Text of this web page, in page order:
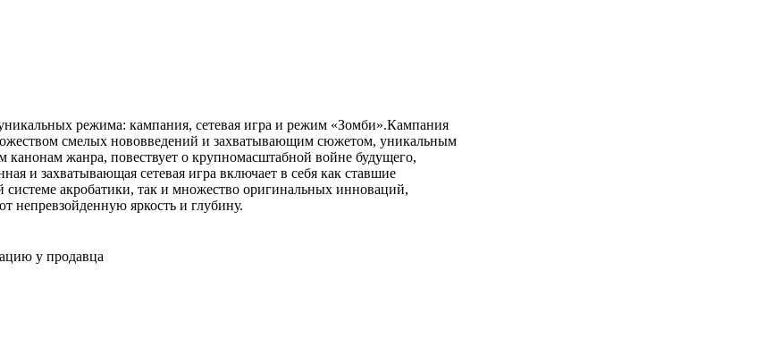
режима: кампания, сетевая игра и режим «Зомби».Кампания
смелых нововведений и захватывающим сюжетом, уникальным
канонам жанра, повествует о крупномасштабной войне будущего,
и захватывающая сетевая игра включает в себя как ставшие
акробатики, так и множество оригинальных инноваций,
непревзойденную яркость и глубину.
у продавца